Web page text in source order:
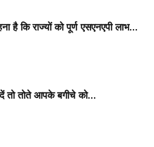
है कि राज्यों को पूर्ण एसएनएपी लाभ...
तोते आपके बगीचे को...